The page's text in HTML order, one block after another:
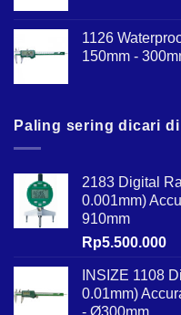
1126
150mm -
Paling sering dicari di
2183 Digital
0.001mm)
910mm
Rp5.500.000
INSIZE 1108
0.01mm)
- Ø300mm